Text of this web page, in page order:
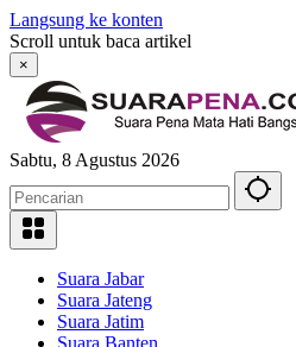
Langsung ke konten
Scroll untuk baca artikel
×
Sabtu, 8 Agustus 2026
Suara Jabar
Suara Jateng
Suara Jatim
Suara Banten